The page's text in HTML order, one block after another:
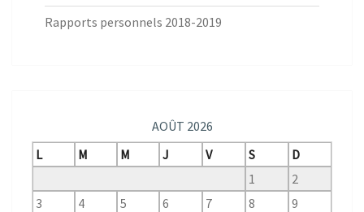
Rapports personnels 2018-2019
AOÛT 2026
L
M M J V S
D
1
2
3
4 5 6 7 8 9